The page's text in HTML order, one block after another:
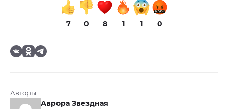
7 0 8 1 1 0
Авторы
Аврора Звездная